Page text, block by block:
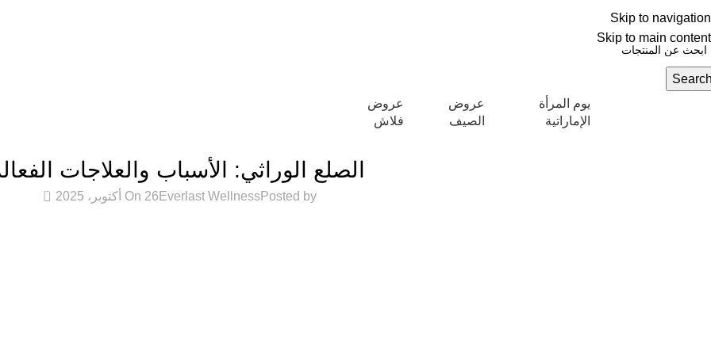
Skip to navigation
Skip to main content
العربيةNEW OFFERS ARE COMING EVERY DAY, BUY MORE GET MORE.....
يوم المرأة
الإماراتية
عروض
الصيف
عروض
فلاش
الصلع الوراثي: الأسباب والعلاجات
Posted by
Everlast Wellness On 26 أكتوبر، 2025 0